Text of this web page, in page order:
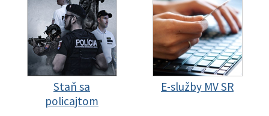
Staň sa
policajtom
E-služby MV SR